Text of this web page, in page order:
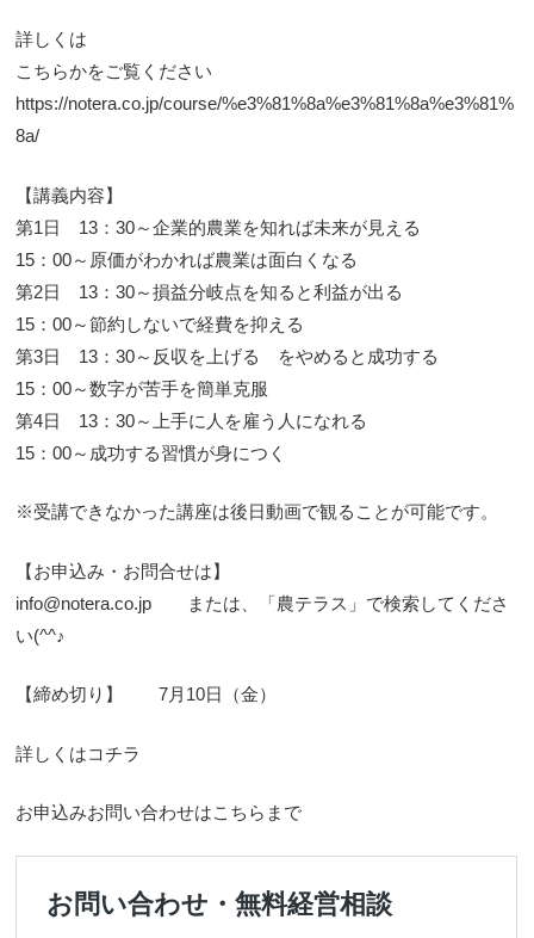
詳しくは
こちらかをご覧ください
https://notera.co.jp/course/%e3%81%8a%e3%81%8a%e3%81%
8a/
【講義内容】
第1日 13：30～企業的農業を知れば未来が見える
15：00～原価がわかれば農業は面白くなる
第2日 13：30～損益分岐点を知ると利益が出る
15：00～節約しないで経費を抑える
第3日 13：30～反収を上げる をやめると成功する
15：00～数字が苦手を簡単克服
第4日 13：30～上手に人を雇う人になれる
15：00～成功する習慣が身につく
※受講できなかった講座は後日動画で観ることが可能です。
【お申込み・お問合せは】
info@notera.co.jp または、「農テラス」で検索してくださ
い(^^♪
【締め切り】 7月10日（金）
詳しくはコチラ
お申込みお問い合わせはこちらまで